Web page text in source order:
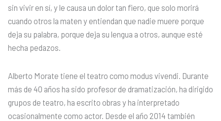
sin vivir en sí, y le causa un dolor tan fiero, que solo morirá
cuando otros la maten y entiendan que nadie muere porque
deja su palabra, porque deja su lengua a otros, aunque esté
hecha pedazos.
Alberto Morate tiene el teatro como modus vivendi. Durante
más de 40 años ha sido profesor de dramatización, ha dirigido
grupos de teatro, ha escrito obras y ha interpretado
ocasionalmente como actor. Desde el año 2014 también